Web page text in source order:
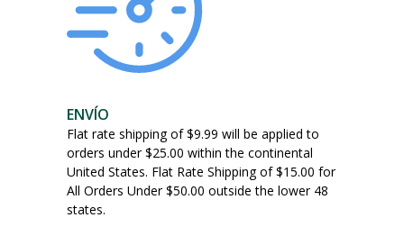
ENVÍO
Flat rate shipping of $9.99 will be applied to
orders under $25.00 within the continental
United States. Flat Rate Shipping of $15.00 for
All Orders Under $50.00 outside the lower 48
states.